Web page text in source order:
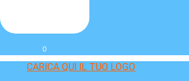
0
CARICA QUI IL TUO LOGO